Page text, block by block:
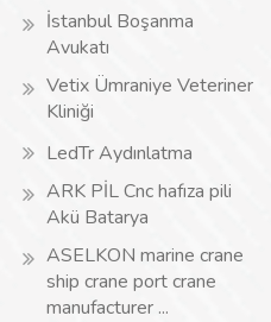
İstanbul Boşanma
Avukatı
Vetix Ümraniye Veteriner
Kliniği
LedTr Aydınlatma
ARK PİL Cnc hafıza pili
Akü Batarya
ASELKON marine crane
ship crane port crane
manufacturer ...